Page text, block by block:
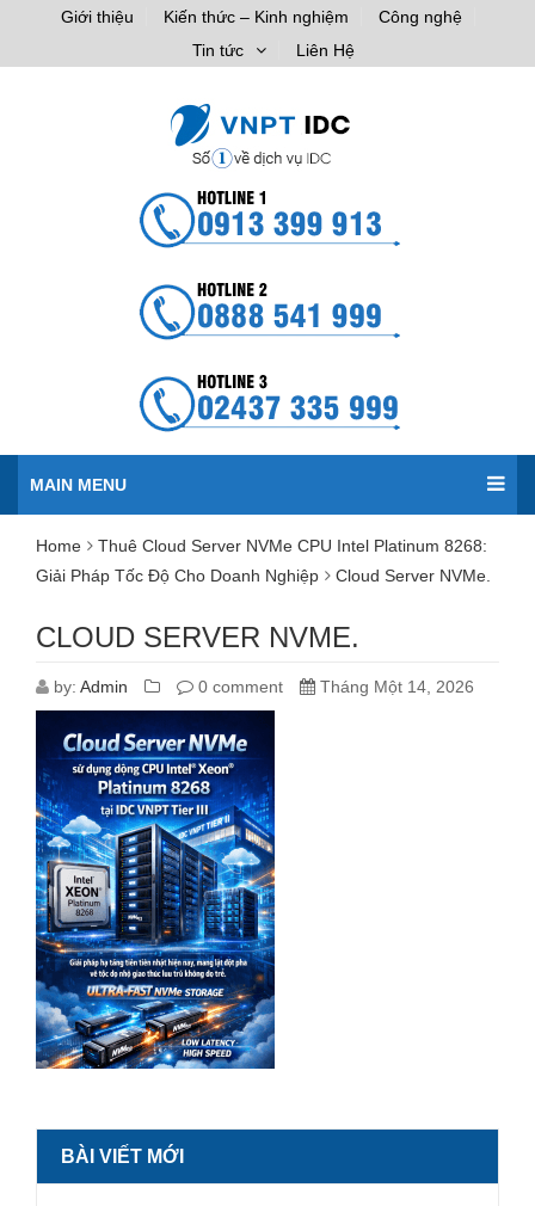
Giới thiệu Kiến thức – Kinh nghiệm
Công nghệ
Tin tức
Liên Hệ
MAIN MENU
Home
Thuê Cloud Server NVMe CPU Intel Platinum 8268:
Giải Pháp Tốc Độ Cho Doanh Nghiệp
Cloud Server NVMe.
CLOUD SERVER NVME.
by: Admin 0 comment Tháng Một 14, 2026
BÀI VIẾT MỚI